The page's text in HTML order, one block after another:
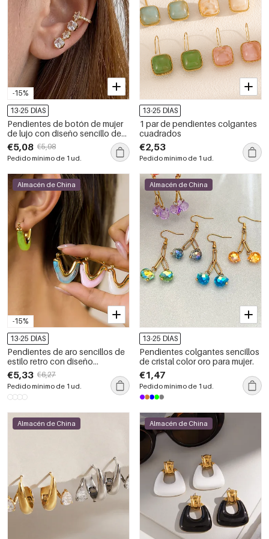
-15%
13-25 DÍAS
Pendientes de botón de mujer
de lujo con diseño sencillo de
patchwork en forma de
triángulo, de acero inoxidable,
resistentes al agua y con
circonitas doradas.
€5,08 €5,98
Pedido mínimo de 1 ud.
13-25 DÍAS
1 par de pendientes colgantes
cuadrados
€2,53
Pedido mínimo de 1 ud.
-15%
Almacén de China
13-25 DÍAS
Pendientes de aro sencillos de
estilo retro con diseño
triangular degradado en acero
inoxidable, resistentes al agua y
de color dorado, con aros de
acrílico para mujer.
€5,33 €6,27
Pedido mínimo de 1 ud.
Almacén de China
13-25 DÍAS
Pendientes colgantes sencillos
de cristal color oro para mujer.
€1,47
Pedido mínimo de 1 ud.
Almacén de China Almacén de China